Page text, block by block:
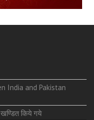
India and Pakistan
खण्डित किये गये